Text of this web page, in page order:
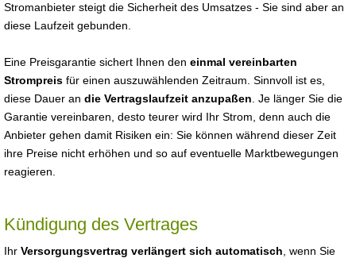
Stromanbieter steigt die Sicherheit des Umsatzes - Sie sind aber an
diese Laufzeit gebunden.
Eine Preisgarantie sichert Ihnen den einmal vereinbarten
Strompreis für einen auszuwählenden Zeitraum. Sinnvoll ist es,
diese Dauer an die Vertragslaufzeit anzupaßen . Je länger Sie die
Garantie vereinbaren, desto teurer wird Ihr Strom, denn auch die
Anbieter gehen damit Risiken ein: Sie können während dieser Zeit
ihre Preise nicht erhöhen und so auf eventuelle Marktbewegungen
reagieren.
Kündigung des Vertrages
Ihr Versorgungsvertrag verlängert sich automatisch , wenn Sie